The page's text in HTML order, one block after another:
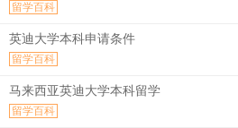
留学百科
英迪大学本科申请条件
留学百科
马来西亚英迪大学本科留学
留学百科